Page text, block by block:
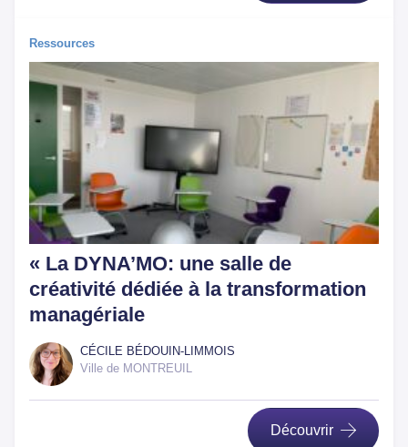
Ressources
« La DYNA’MO: une salle de
créativité dédiée à la transformation
managériale
CÉCILE BÉDOUIN-LIMMOIS
Ville de MONTREUIL
Découvrir